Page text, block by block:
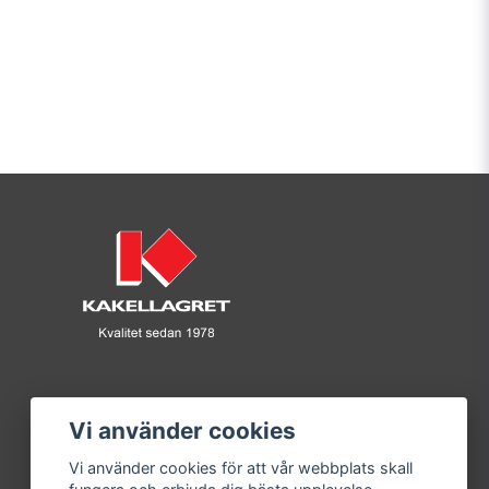
Vi använder cookies
Vi använder cookies för att vår webbplats skall